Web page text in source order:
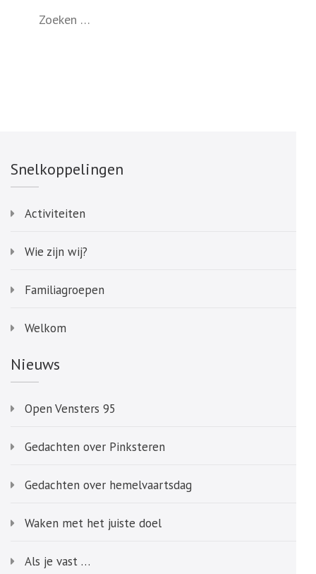
Snelkoppelingen
Activiteiten
Wie zijn wij?
Familiagroepen
Welkom
Nieuws
Open Vensters 95
Gedachten over Pinksteren
Gedachten over hemelvaartsdag
Waken met het juiste doel
Als je vast …